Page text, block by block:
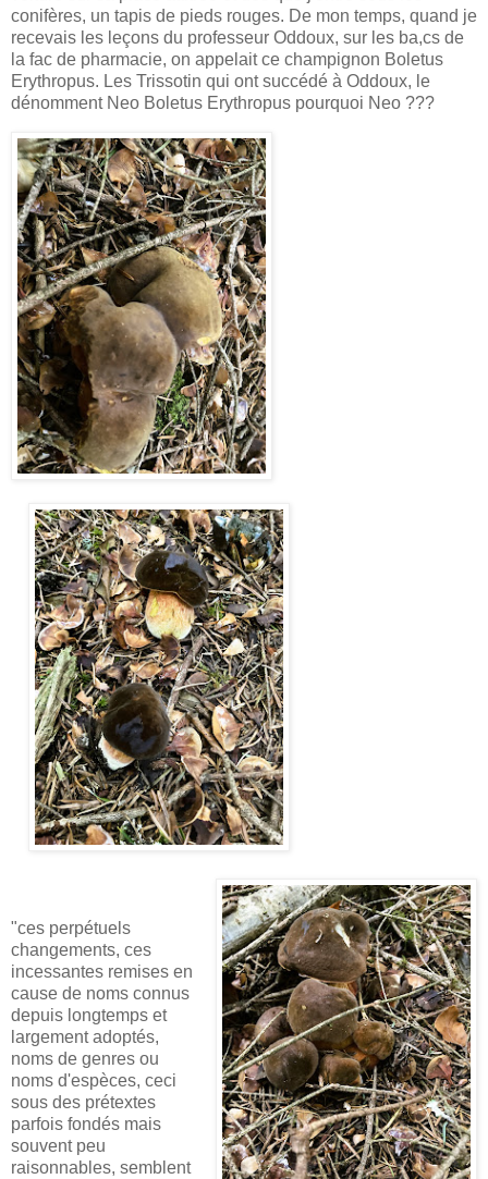
conifères, un tapis de pieds rouges. De mon temps, quand je
recevais les leçons du professeur Oddoux, sur les ba,cs de
la fac de pharmacie, on appelait ce champignon Boletus
Erythropus. Les Trissotin qui ont succédé à Oddoux, le
dénomment Neo Boletus Erythropus pourquoi Neo ???
"ces perpétuels
changements, ces
incessantes remises en
cause de noms connus
depuis longtemps et
largement adoptés,
noms de genres ou
noms d'espèces, ceci
sous des prétextes
parfois fondés mais
souvent peu
raisonnables, semblent